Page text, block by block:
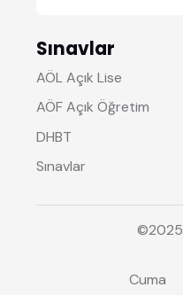
Sınavlar
AÖL Açık Lise
AÖF Açık Öğretim
DHBT
Sınavlar
©2025
Cuma